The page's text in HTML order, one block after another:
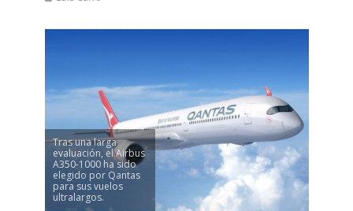
Tras una larga
evaluación, el Airbus
A350-1000 ha sido
elegido por Qantas
para sus vuelos
ultralargos.